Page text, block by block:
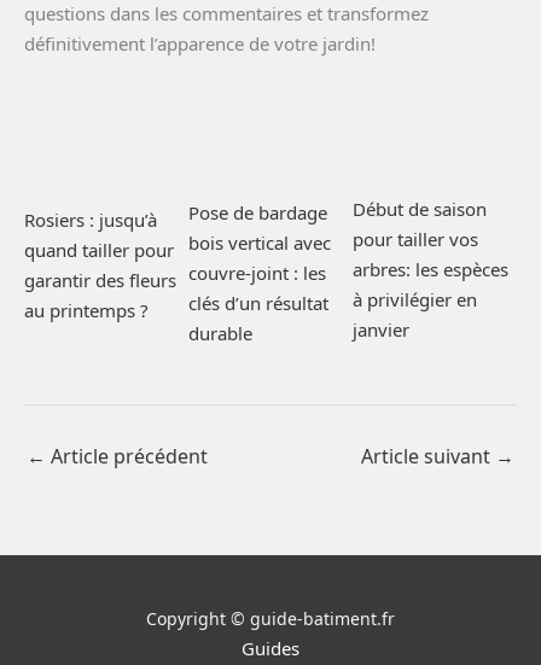
questions dans les commentaires et transformez
définitivement l’apparence de votre jardin!
Rosiers : jusqu’à
quand tailler pour
garantir des fleurs
au printemps ?
Pose de bardage
bois vertical avec
couvre-joint : les
clés d’un résultat
durable
Début de saison
pour tailler vos
arbres: les espèces
à privilégier en
janvier
← Article précédent Article suivant →
Copyright © guide-batiment.fr
Guides